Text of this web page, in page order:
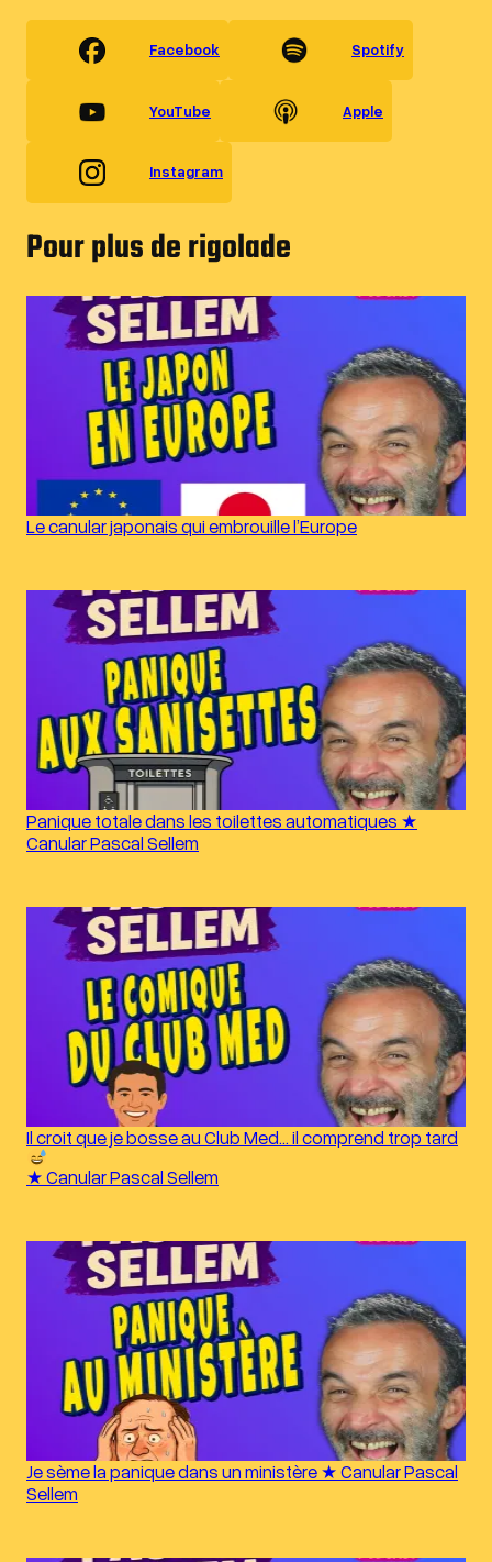
Facebook Spotify
YouTube Apple
Instagram
Pour plus de rigolade
Le canular japonais qui embrouille l’Europe
Panique totale dans les toilettes automatiques ★
Canular Pascal Sellem
Il croit que je bosse au Club Med… il comprend trop tard
★ Canular Pascal Sellem
Je sème la panique dans un ministère ★ Canular Pascal
Sellem